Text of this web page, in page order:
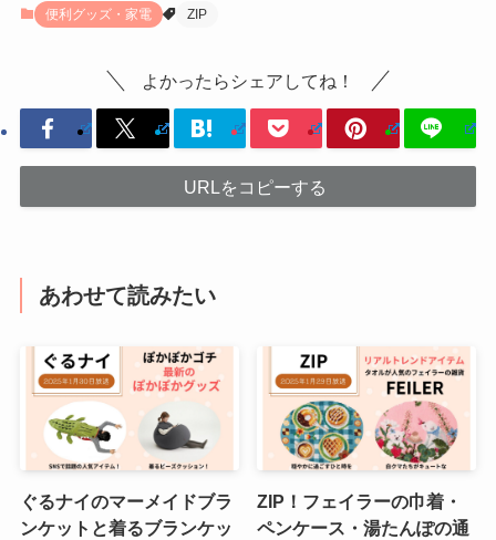
便利グッズ・家電 ZIP
よかったらシェアしてね！
URLをコピーする
あわせて読みたい
ぐるナイのマーメイドブラ
ンケットと着るブランケッ
ZIP！フェイラーの巾着・
ペンケース・湯たんぽの通